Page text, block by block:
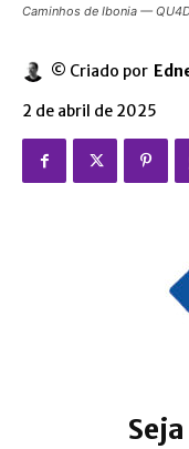
Caminhos de Ibonia —
© Criado por
2 de abril de 2025